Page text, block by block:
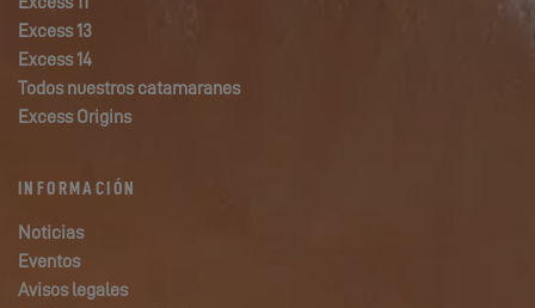
Excess 13
Excess 14
Todos nuestros catamaranes
Excess Origins
INFORMACIÓN
Noticias
Eventos
Avisos legales